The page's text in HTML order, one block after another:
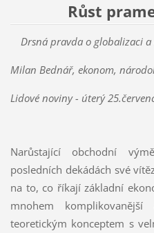
Růst
Drsná pravda o globalizaci
Milan Bednář, ekonom,
Lidové noviny - úterý
Narůstající obchodní
posledních dekádách své
na to, co říkají základní
mnohem
teoretickým konceptem s